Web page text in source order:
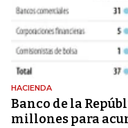
HACIENDA
Banco de la
millones para